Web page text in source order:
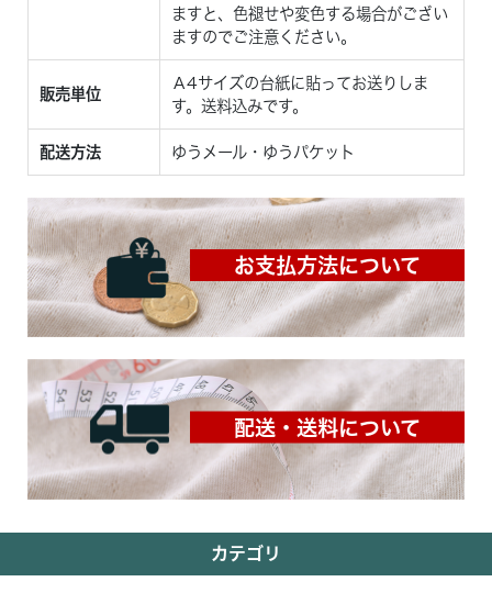
ますと、色褪せや変色する場合がござい
ますのでご注意ください。
販売単位
Ａ4サイズの台紙に貼ってお送りしま
す。送料込みです。
配送方法 ゆうメール・ゆうパケット
お支払方法について
配送・送料について
カテゴリ